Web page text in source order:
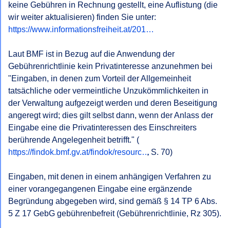
keine Gebühren in Rechnung gestellt, eine Auflistung (die
https://www.informationsfreiheit.at/201…
Laut BMF ist in Bezug auf die Anwendung der
Gebührenrichtlinie kein Privatinteresse anzunehmen bei
"Eingaben, in denen zum Vorteil der Allgemeinheit
tatsächliche oder vermeintliche Unzukömmlichkeiten in
der Verwaltung aufgezeigt werden und deren Beseitigung
angeregt wird; dies gilt selbst dann, wenn der Anlass der
Eingabe eine die Privatinteressen des Einschreiters
berührende Angelegenheit betrifft." (
https://findok.bmf.gv.at/findok/resourc…, S. 70)
Eingaben, mit denen in einem anhängigen Verfahren zu
einer vorangegangenen Eingabe eine ergänzende
Begründung abgegeben wird, sind gemäß § 14 TP 6 Abs.
5 Z 17 GebG gebührenbefreit (Gebührenrichtlinie, Rz 305).